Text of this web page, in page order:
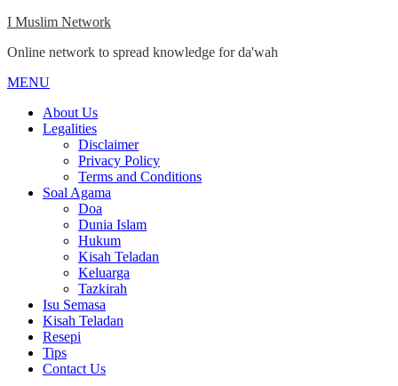
Skip
content
I Muslim Network
Online network to spread knowledge for da'wah
MENU
Menu
About Us
Legalities
Disclaimer
Privacy Policy
Terms and Conditions
Soal Agama
Doa
Dunia Islam
Hukum
Kisah Teladan
Keluarga
Tazkirah
Isu Semasa
Kisah Teladan
Resepi
Tips
Contact Us